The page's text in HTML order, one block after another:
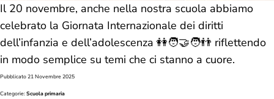
Il 20 novembre, anche nella nostra scuola abbiamo
celebrato la Giornata Internazionale dei diritti
dell’infanzia e dell’adolescenza 👭🧑‍🤝‍🧑👬 riflettendo
in modo semplice su temi che ci stanno a cuore.
Pubblicato21 Novembre 2025
Categorie:Scuola primaria